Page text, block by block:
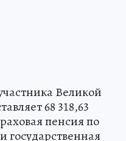
Великой
68 318,63
пенсия по
государственная